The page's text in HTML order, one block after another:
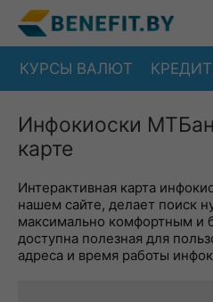
КУРСЫ ВАЛЮТ
Инфокиоски
карте
Интерактивная карта
нашем сайте, делает поиск
максимально комфортным и
доступна полезная для
адреса и время работы